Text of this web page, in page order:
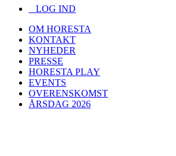
LOG IND
OM HORESTA
KONTAKT
NYHEDER
PRESSE
HORESTA PLAY
EVENTS
OVERENSKOMST
ÅRSDAG 2026